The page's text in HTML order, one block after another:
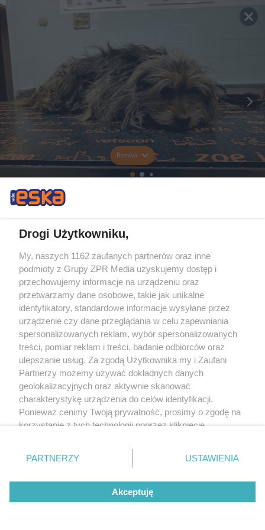
Rozwiń
Drogi Użytkowniku,
My, naszych 1162 zaufanych partnerów oraz inne
podmioty z Grupy ZPR Media uzyskujemy dostęp i
przechowujemy informacje na urządzeniu oraz
przetwarzamy dane osobowe, takie jak unikalne
identyfikatory, standardowe informacje wysyłane przez
urządzenie czy dane przeglądania w celu zapewniania
spersonalizowanych reklam, wybór spersonalizowanych
treści, pomiar reklam i treści, badanie odbiorców oraz
ulepszanie usług. Za zgodą Użytkownika my i Zaufani
Partnerzy możemy używać dokładnych danych
geolokalizacyjnych oraz aktywnie skanować
charakterystykę urządzenia do celów identyfikacji.
Ponieważ cenimy Twoją prywatność, prosimy o zgodę na
korzystanie z tych technologii poprzez kliknięcie
zmienić/wycofać klikając przycisk ustawień prywatności
znajdujący się w lewym dolnym rogu strony
rodzaje przetwarzania danych nie wymagają zgody
użytkownika, ale masz prawo sprzeciwić się takiemu
przetwarzaniu. Preferencje będą miały zastosowanie tylko
PARTNERZY USTAWIENIA
Akceptuję